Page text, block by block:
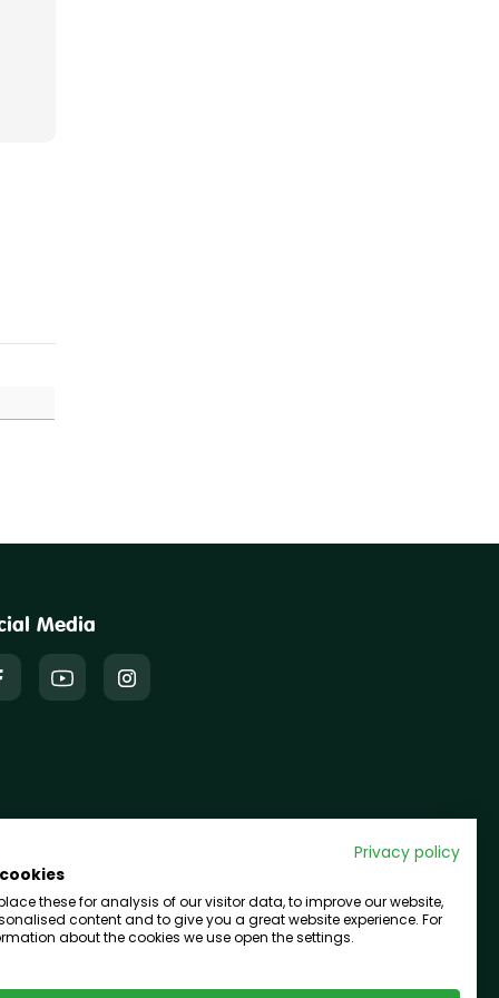
Media
Privacy policy
these for analysis of our visitor data, to improve our website,
content and to give you a great website experience. For
about the cookies we use open the settings.